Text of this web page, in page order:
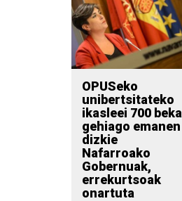
OPUSeko
unibertsitateko
ikasleei 700 beka
gehiago emanen
dizkie
Nafarroako
Gobernuak,
errekurtsoak
onartuta